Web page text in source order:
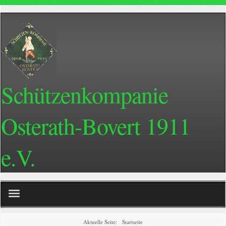
Schützenkompanie
Osterath-Bovert 1911
e.V.
Aktuelle Seite: Startseite